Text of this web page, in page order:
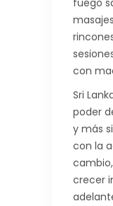
fuego
con
Sri
poder
y más
con la
crecer